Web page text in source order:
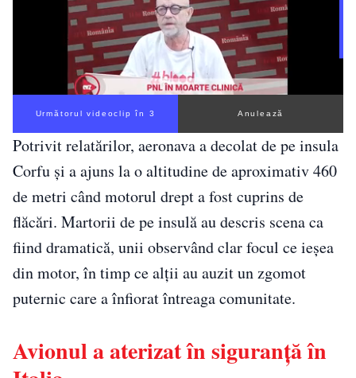
Următorul videoclip în 3 Anulează
Potrivit relatărilor, aeronava a decolat de pe insula
Corfu și a ajuns la o altitudine de aproximativ 460
de metri când motorul drept a fost cuprins de
flăcări. Martorii de pe insulă au descris scena ca
fiind dramatică, unii observând clar focul ce ieșea
din motor, în timp ce alții au auzit un zgomot
puternic care a înfiorat întreaga comunitate.
Avionul a aterizat în siguranță în